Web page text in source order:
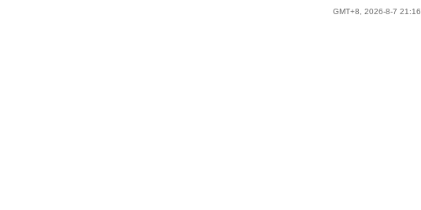
GMT+8, 2026-8-7 21:16